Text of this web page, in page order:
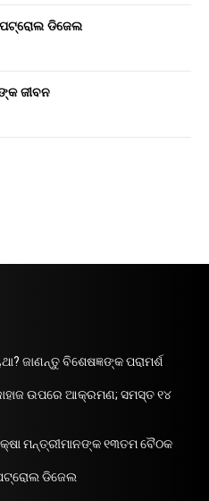
ଡିଜେଲ
ଜୀବନ
ଜାଣନ୍ତୁ ବିଶେଷଜ୍ଞଙ୍କ ପରାମର୍ଶ
ଉପରେ ଆକ୍ରମଣ; ସମସ୍ତ ୧୪
ମନ୍ତ୍ରୀମାନଙ୍କ ୧୩ତମ ବୈଠକ
ଡିଜେଲ